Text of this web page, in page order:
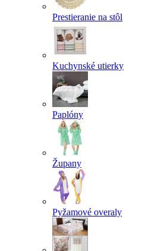
Prestieranie na stôl
Kuchynské utierky
Paplóny
Župany
Pyžamové overaly